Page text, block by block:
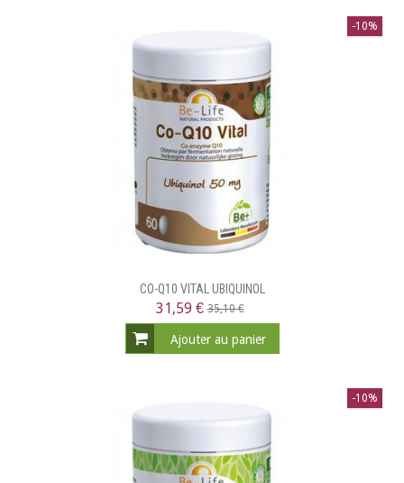
-10%
CO-Q10 VITAL UBIQUINOL
31,59 €35,10 €
Ajouter au panier
-10%